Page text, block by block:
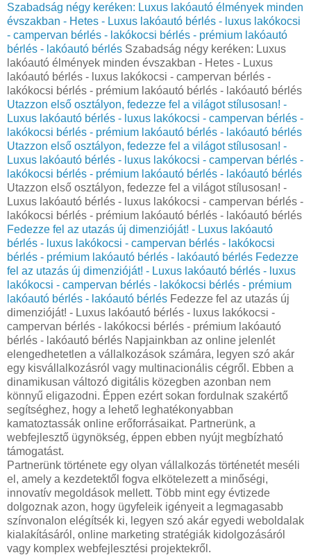
Szabadság négy keréken: Luxus lakóautó élmények minden
évszakban - Hetes - Luxus lakóautó bérlés - luxus lakókocsi
- campervan bérlés - lakókocsi bérlés - prémium lakóautó
bérlés - lakóautó bérlés Szabadság négy keréken: Luxus
lakóautó élmények minden évszakban - Hetes - Luxus
lakóautó bérlés - luxus lakókocsi - campervan bérlés -
lakókocsi bérlés - prémium lakóautó bérlés - lakóautó bérlés
Utazzon első osztályon, fedezze fel a világot stílusosan! -
Luxus lakóautó bérlés - luxus lakókocsi - campervan bérlés -
lakókocsi bérlés - prémium lakóautó bérlés - lakóautó bérlés
Utazzon első osztályon, fedezze fel a világot stílusosan! -
Luxus lakóautó bérlés - luxus lakókocsi - campervan bérlés -
lakókocsi bérlés - prémium lakóautó bérlés - lakóautó bérlés
Utazzon első osztályon, fedezze fel a világot stílusosan! -
Luxus lakóautó bérlés - luxus lakókocsi - campervan bérlés -
lakókocsi bérlés - prémium lakóautó bérlés - lakóautó bérlés
Fedezze fel az utazás új dimenzióját! - Luxus lakóautó
bérlés - luxus lakókocsi - campervan bérlés - lakókocsi
bérlés - prémium lakóautó bérlés - lakóautó bérlés Fedezze
fel az utazás új dimenzióját! - Luxus lakóautó bérlés - luxus
lakókocsi - campervan bérlés - lakókocsi bérlés - prémium
lakóautó bérlés - lakóautó bérlés Fedezze fel az utazás új
dimenzióját! - Luxus lakóautó bérlés - luxus lakókocsi -
campervan bérlés - lakókocsi bérlés - prémium lakóautó
bérlés - lakóautó bérlés Napjainkban az online jelenlét
elengedhetetlen a vállalkozások számára, legyen szó akár
egy kisvállalkozásról vagy multinacionális cégről. Ebben a
dinamikusan változó digitális közegben azonban nem
könnyű eligazodni. Éppen ezért sokan fordulnak szakértő
segítséghez, hogy a lehető leghatékonyabban
kamatoztassák online erőforrásaikat. Partnerünk, a
webfejlesztő ügynökség, éppen ebben nyújt megbízható
támogatást.
Partnerünk története egy olyan vállalkozás történetét meséli
el, amely a kezdetektől fogva elkötelezett a minőségi,
innovatív megoldások mellett. Több mint egy évtizede
dolgoznak azon, hogy ügyfeleik igényeit a legmagasabb
színvonalon elégítsék ki, legyen szó akár egyedi weboldalak
kialakításáról, online marketing stratégiák kidolgozásáról
vagy komplex webfejlesztési projektekről.